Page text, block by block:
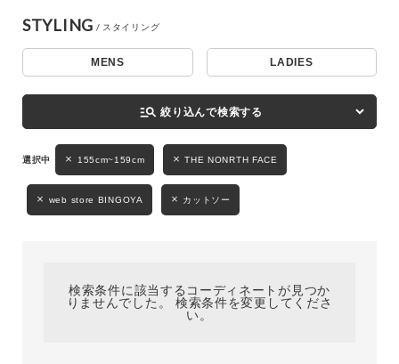
キーワード
性別
MENS LADIES
STYLING
MENS LADIES
manage_search 絞り込んで検索する
155cm~159cm THE NONRTH FACE
web store BINGOYA カットソー
検索条件に該当するコーディネートが見つか
りませんでした。 検索条件を変更してくださ
い。